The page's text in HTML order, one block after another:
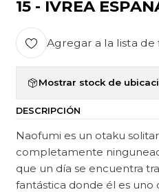
15 - IVREA
Agregar a la lista de
Mostrar stock de
DESCRIPCIÓN
Naofumi es un otaku
completamente
que un día se encuentra
fantástica donde él es uno